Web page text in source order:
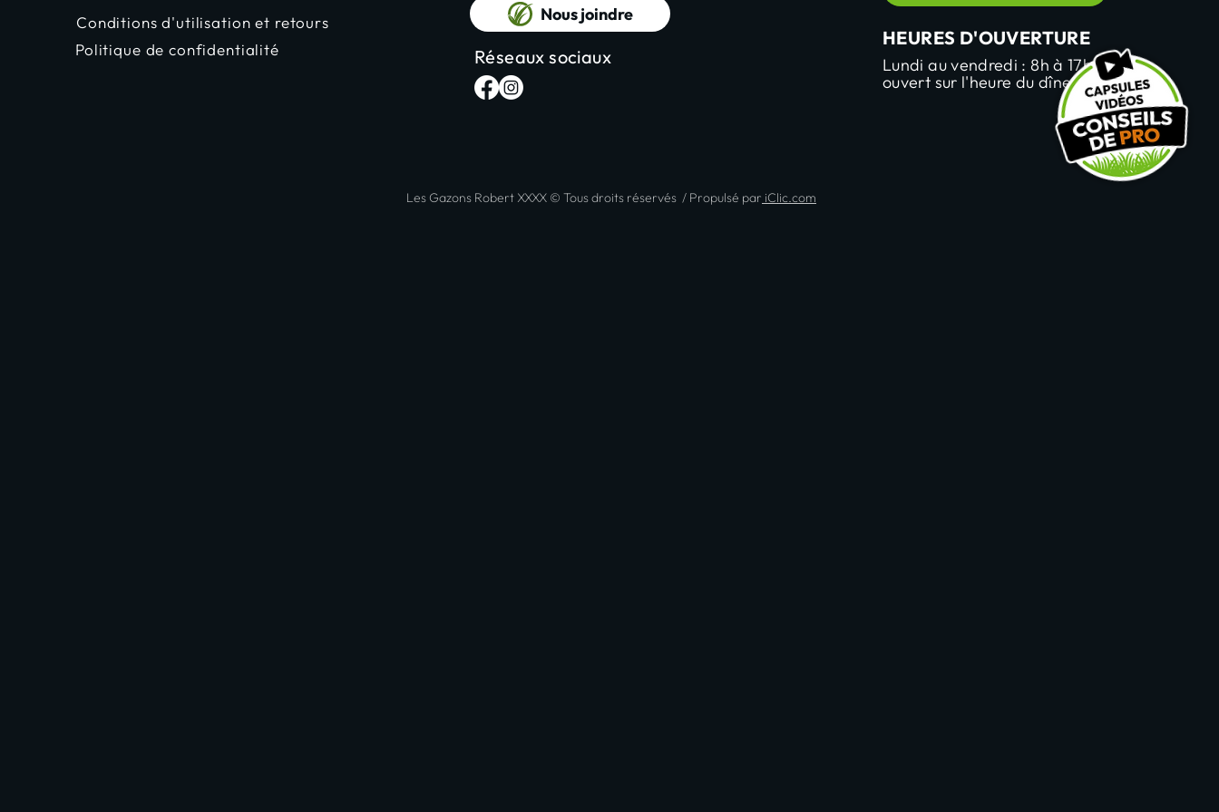
Politique de confidentialité
Conditions d'utilisation et retours Nous joindre
Réseaux sociaux
HEURES D'OUVERTURE
Lundi au vendredi : 8h à 17h
ouvert sur l'heure du dîner
Les Gazons Robert XXXX © Tous droits réservés / Propulsé par iClic.com